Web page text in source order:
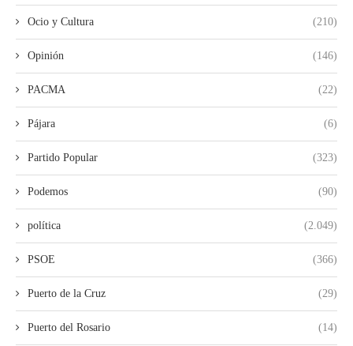
Ocio y Cultura (210)
Opinión (146)
PACMA (22)
Pájara (6)
Partido Popular (323)
Podemos (90)
política (2.049)
PSOE (366)
Puerto de la Cruz (29)
Puerto del Rosario (14)